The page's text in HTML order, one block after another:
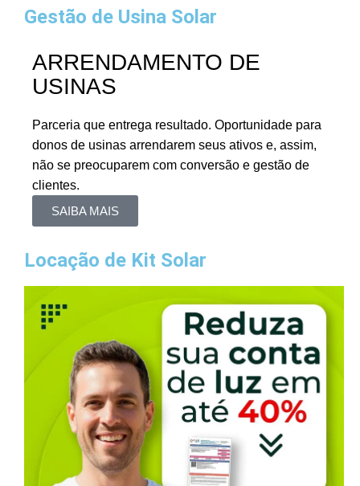
Gestão de Usina Solar
ARRENDAMENTO DE
USINAS
Parceria que entrega resultado. Oportunidade para
donos de usinas arrendarem seus ativos e, assim,
não se preocuparem com conversão e gestão de
clientes.
SAIBA MAIS
Locação de Kit Solar